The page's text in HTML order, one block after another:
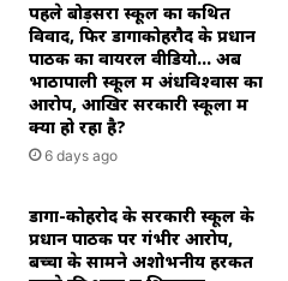
पहले बोड़सरा स्कूल का कथित
विवाद, फिर डोंगाकोहरौद के प्रधान
पाठक का वायरल वीडियो… अब
भाठापाली स्कूल में अंधविश्वास का
आरोप, आखिर सरकारी स्कूलों में
क्या हो रहा है?
6 days ago
डोंगा-कोहरोद के सरकारी स्कूल के
प्रधान पाठक पर गंभीर आरोप,
बच्चों के सामने अशोभनीय हरकत